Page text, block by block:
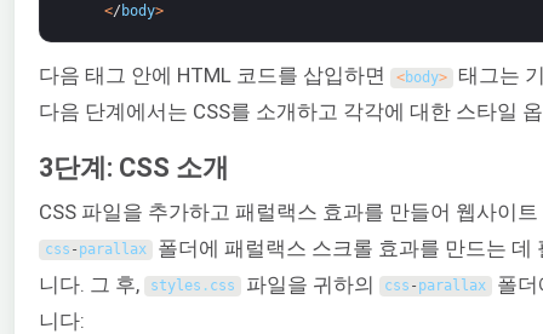
</ body>
다음 태그 안에 HTML 코드를 삽입하면 <body> 태그는
다음 단계에서는 CSS를 소개하고 각각에 대한 스타일
3단계: CSS 소개
CSS 파일을 추가하고 패럴랙스 효과를 만들어 웹사이
css - parallax 폴더에 패럴랙스 스크롤 효과를 만드는 데
니다. 그 후,
styles . css 파일을 귀하의 css - parallax
폴
니다: